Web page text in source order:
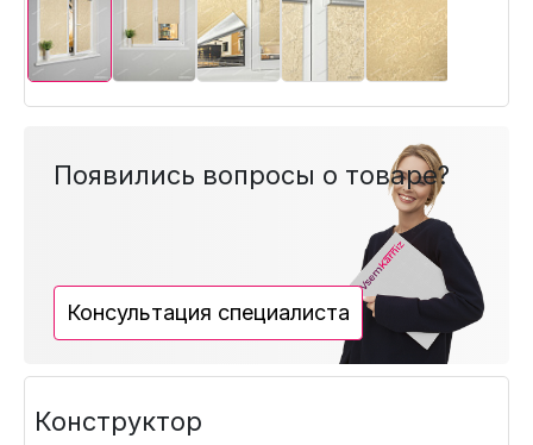
Появились вопросы о товаре?
Консультация специалиста
Конструктор